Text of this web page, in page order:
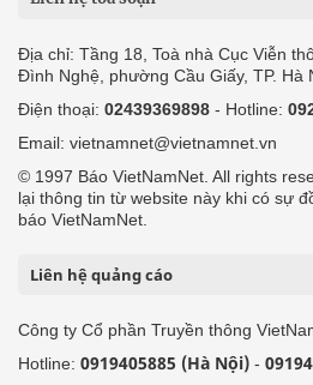
Địa chỉ: Tầng 18, Toà nhà Cục Viễn
Đình Nghệ, phường Cầu Giấy, TP. Hà
Điện thoại: 02439369898 - Hotline:
Email: vietnamnet@vietnamnet.vn
© 1997 Báo VietNamNet. All rights
lại thông tin từ website này khi có sự
báo VietNamNet.
Liên hệ quảng cáo
Công ty Cổ phần Truyền thông
Hotline: 0919405885 (Hà Nội) -